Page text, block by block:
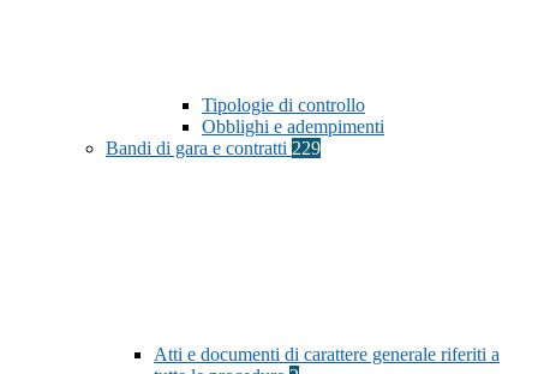
Tipologie di controllo
Obblighi e adempimenti
Bandi di gara e contratti 229
Atti e documenti di carattere generale riferiti a